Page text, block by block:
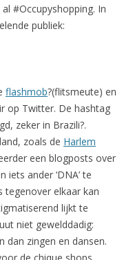
#Occupyshopping. In
publiek:
flashmob?(flitsmeute) en
op Twitter. De hashtag
zeker in Brazili?.
zoals de Harlem
een blogposts over
ander ‘DNA’ te
tegenover elkaar kan
lijkt te
niet gewelddadig:
dan zingen en dansen.